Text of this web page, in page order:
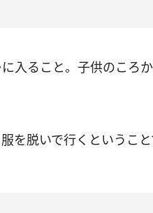
に入ること。子供のころ
を脱いで行くというこ